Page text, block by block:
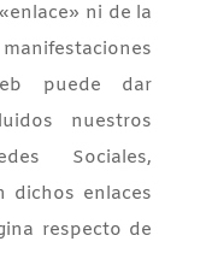
ni de la
puede dar
nuestros
Sociales,
dichos enlaces
respecto de